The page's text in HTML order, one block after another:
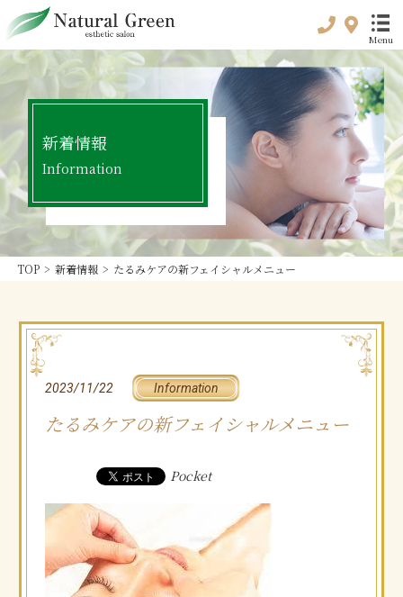
Menu
初めてのお客様へ
For customer
初回限定プラン
Special plan
キャンペーン
Campaign
About us
Contact
新着情報
Information
新着情報
Information
TOP > 新着情報 > たるみケアの新フェイシャルメニュー
2023/11/22 Information
たるみケアの新フェイシャルメニュー
Pocket